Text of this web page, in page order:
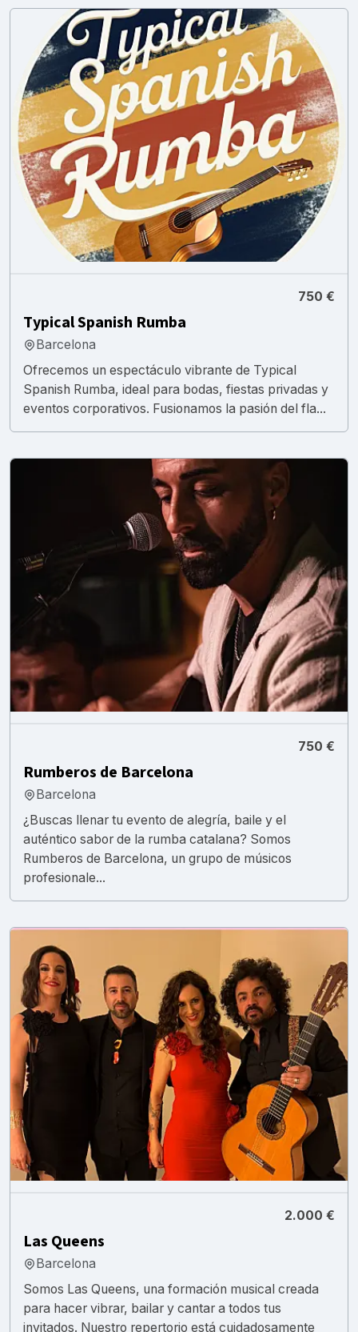
750 €
Typical Spanish Rumba
Barcelona
Ofrecemos un espectáculo vibrante de Typical
Spanish Rumba, ideal para bodas, fiestas privadas y
eventos corporativos. Fusionamos la pasión del fla...
750 €
Rumberos de Barcelona
Barcelona
¿Buscas llenar tu evento de alegría, baile y el
auténtico sabor de la rumba catalana? Somos
Rumberos de Barcelona, un grupo de músicos
profesionale...
2.000 €
Las Queens
Barcelona
Somos Las Queens, una formación musical creada
para hacer vibrar, bailar y cantar a todos tus
invitados. Nuestro repertorio está cuidadosamente